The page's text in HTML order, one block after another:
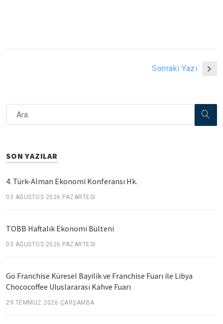
Sonraki Yazı
SON YAZILAR
4. Türk-Alman Ekonomi Konferansı Hk.
03 AĞUSTOS 2026 PAZARTESI
TOBB Haftalık Ekonomi Bülteni
03 AĞUSTOS 2026 PAZARTESI
Go Franchise Küresel Bayilik ve Franchise Fuarı ile Libya
Chococoffee Uluslararası Kahve Fuarı
29 TEMMUZ 2026 ÇARŞAMBA